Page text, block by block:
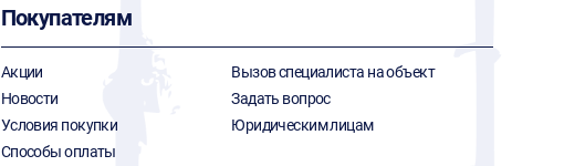
Покупателям
Акции
Новости
Условия покупки
Способы оплаты
Вызов специалиста на объект
Задать вопрос
Юридическим лицам